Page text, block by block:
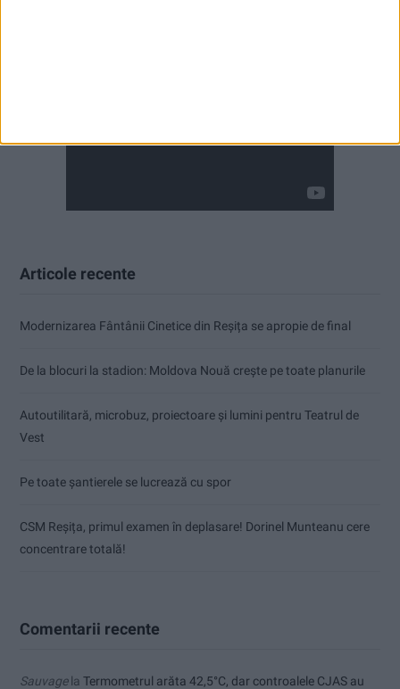
Articole recente
Modernizarea Fântânii Cinetice din Reșița se apropie de final
De la blocuri la stadion: Moldova Nouă crește pe toate planurile
Autoutilitară, microbuz, proiectoare și lumini pentru Teatrul de
Vest
Pe toate șantierele se lucrează cu spor
CSM Reșița, primul examen în deplasare! Dorinel Munteanu cere
concentrare totală!
Comentarii recente
Sauvagela Termometrul arăta 42,5°C, dar controalele CJAS au